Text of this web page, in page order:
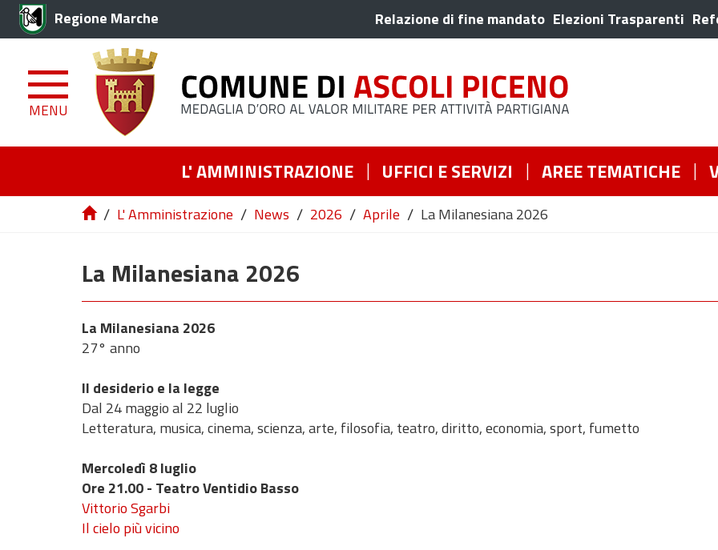
Regione Marche Relazione di fine mandato Elezioni Trasparenti
MENU
L' AMMINISTRAZIONE UFFICI E SERVIZI AREE TEMATICHE
/ L' Amministrazione / News / 2026 / Aprile / La Milanesiana 2026
La Milanesiana 2026
La Milanesiana 2026
27° anno
Il desiderio e la legge
Dal 24 maggio al 22 luglio
Letteratura, musica, cinema, scienza, arte, filosofia, teatro, diritto, economia, sport, fumetto
Mercoledì 8 luglio
Ore 21.00 - Teatro Ventidio Basso
Vittorio Sgarbi
Il cielo più vicino